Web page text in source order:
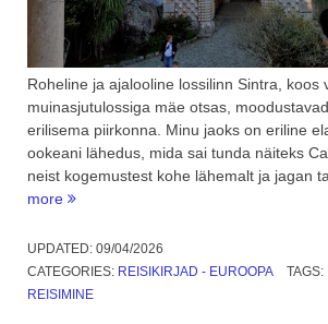
Roheline ja ajalooline lossilinn Sintra, koos
muinasjutulossiga mäe otsas,
erilisema piirkonna. Minu jaoks on eriline
ookeani lähedus, mida sai tunda näiteks
neist kogemustest kohe lähemalt ja jagan
more “Mida
Lissaboni
ümbruses?
Sintra
UPDATED: 09/04/2026
CATEGORIES: REISIKIRJAD - EUROOPA TAGS:
REISIMINE